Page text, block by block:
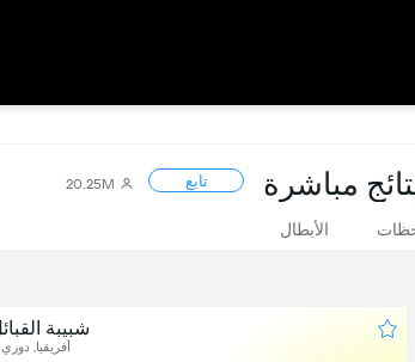
مباشرة تابع 20.25M
الأبطال
شبيبة
أفريقيا,